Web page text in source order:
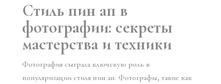
Стиль пин ап в
фотографии: секреты
мастерства и техники
Фотография сыграла ключевую роль в
популяризации стиля пин ап. Фотографы, такие как